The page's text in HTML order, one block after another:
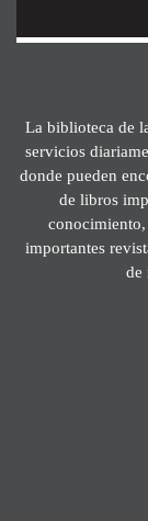
La biblioteca de
servicios
donde pueden
de libros
conocimiento,
importantes
de